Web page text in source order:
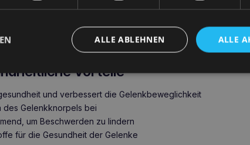
der Lachsgeschmack und das Aroma dafür sorgen,
ArthroFlex Omega Katzengel 50ml zu einer unverzichtbaren
Ihrer Katze macht.
Vorteile
und verbessert die Gelenkbeweglichkeit
des Gelenkknorpels bei
um Beschwerden zu lindern
für die Gesundheit der Gelenke
ALLE
ALLE ABLEHNEN